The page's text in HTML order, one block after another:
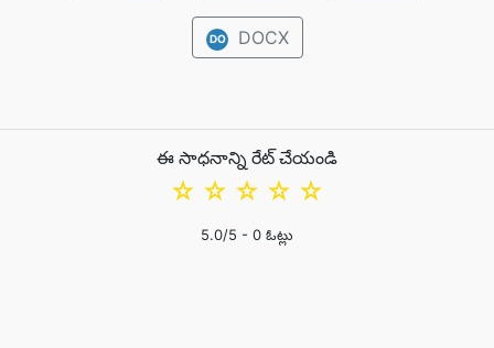
DO DOCX
ఈ సాధనాన్ని రేట్ చేయండి
☆
☆
☆
☆
☆
5.0/5 - 0 ఓట్లు